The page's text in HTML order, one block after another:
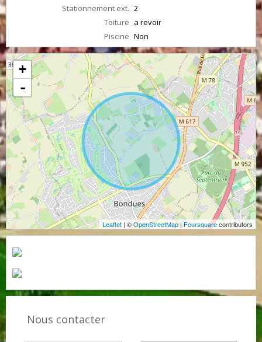
Stationnement ext. 2
Toiture a revoir
Piscine Non
+
-
Leaflet | ©OpenStreetMap |Foursquarecontributors
Nous contacter